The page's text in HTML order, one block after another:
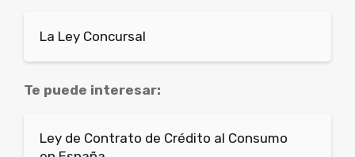
La Ley Concursal
Te puede interesar:
Ley de Contrato de Crédito al Consumo